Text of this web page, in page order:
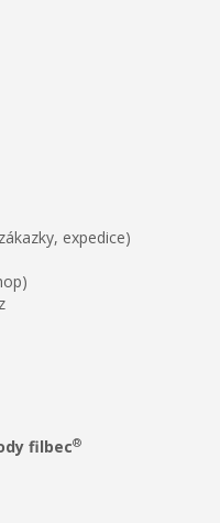
expedice)
filbec®